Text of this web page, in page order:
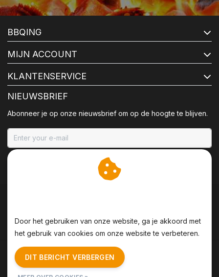
BBQING
MIJN ACCOUNT
KLANTENSERVICE
NIEUWSBRIEF
Abonneer je op onze nieuwsbrief om op de hoogte te blijven.
Algemene voorwaarden | Disclaimer
Sitemap
| RSS Feed
Door het gebruiken van onze website, ga je akkoord met
het gebruik van cookies om onze website te verbeteren.
DIT BERICHT VERBERGEN